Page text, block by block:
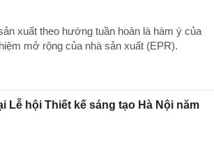
xuất theo hướng tuần hoàn là hàm ý của
mở rộng của nhà sản xuất (EPR).
Lễ hội Thiết kế sáng tạo Hà Nội năm